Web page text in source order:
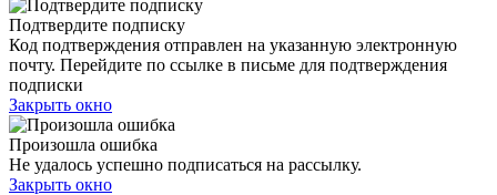
Подтвердите подписку
Код подтверждения отправлен на указанную электронную
почту. Перейдите по ссылке в письме для подтверждения
подписки
Закрыть окно
Произошла ошибка
Не удалось успешно подписаться на рассылку.
Закрыть окно